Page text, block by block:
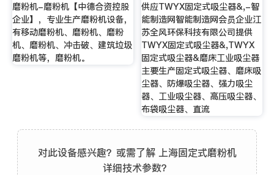
磨粉机-磨粉机【中德合资控股
企业】，专业生产磨粉机设备，
有移动磨粉机、磨粉机、磨粉
机、磨粉机、冲击破、建筑垃圾
磨粉机等，磨粉机。
供应TWYX固定式吸尘器&,-智
能制造网智能制造网会员企业江
苏全风环保科技有限公司提供
TWYX固定式吸尘器&,TWYX
固定式吸尘器&磨床工业吸尘器
主要生产固定式吸尘器、磨床吸
尘器、防爆吸尘器、强力吸尘
器、工业吸尘器、高压吸尘器、
布袋吸尘器、直流
对此设备感兴趣？或需了解 上海固定式磨粉机
详细技术参数？